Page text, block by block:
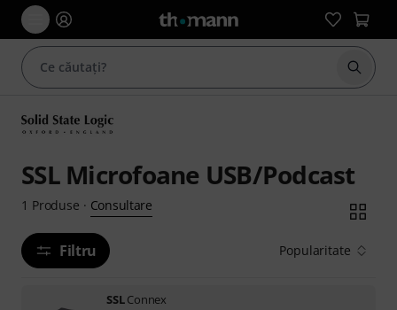
SSL Microfoane USB/Podcast
1 Produse · Consultare
Filtru Popularitate
SSLConnex